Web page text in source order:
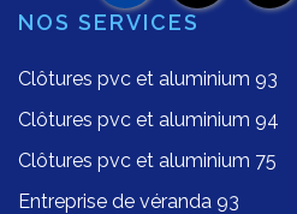
NOS SERVICES
Clôtures pvc et aluminium 93
Clôtures pvc et aluminium 94
Clôtures pvc et aluminium 75
Entreprise de véranda 93